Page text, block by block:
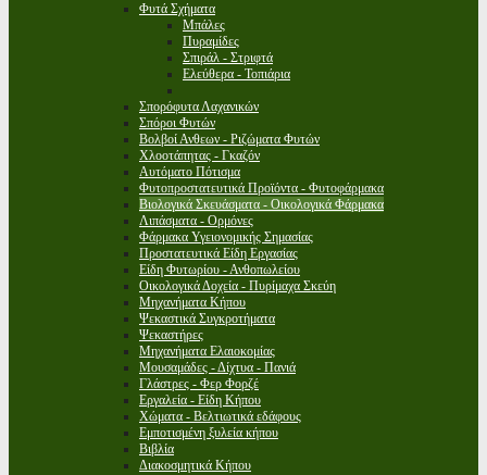
Φυτά Σχήματα
Μπάλες
Πυραμίδες
Σπιράλ - Στριφτά
Ελεύθερα - Τοπιάρια
Σπορόφυτα Λαχανικών
Σπόροι Φυτών
Βολβοί Ανθεων - Ριζώματα Φυτών
Χλοοτάπητας - Γκαζόν
Αυτόματο Πότισμα
Φυτοπροστατευτικά Προϊόντα - Φυτοφάρμακα
Βιολογικά Σκευάσματα - Οικολογικά Φάρμακα
Λιπάσματα - Ορμόνες
Φάρμακα Υγειονομικής Σημασίας
Προστατευτικά Είδη Εργασίας
Είδη Φυτωρίου - Ανθοπωλείου
Οικολογικά Δοχεία - Πυρίμαχα Σκεύη
Μηχανήματα Κήπου
Ψεκαστικά Συγκροτήματα
Ψεκαστήρες
Μηχανήματα Ελαιοκομίας
Μουσαμάδες - Δίχτυα - Πανιά
Γλάστρες - Φερ Φορζέ
Εργαλεία - Είδη Κήπου
Χώματα - Βελτιωτικά εδάφους
Εμποτισμένη ξυλεία κήπου
Βιβλία
Διακοσμητικά Κήπου